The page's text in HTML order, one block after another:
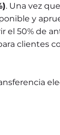
. Una vez
y
el 50% de
clientes